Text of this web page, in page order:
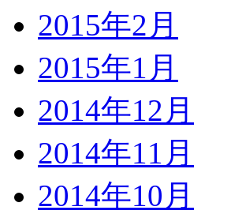
2015年2月
2015年1月
2014年12月
2014年11月
2014年10月